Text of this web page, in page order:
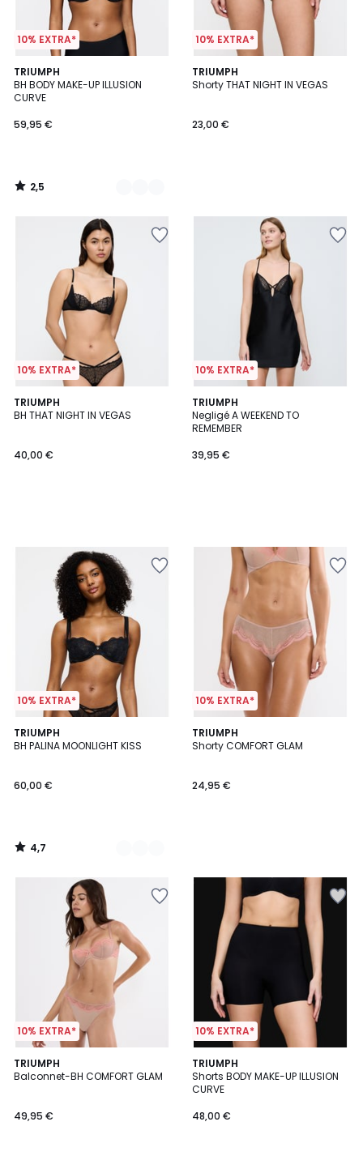
10% EXTRA*
TRIUMPH
BH BODY MAKE-UP ILLUSION
CURVE
59,95 €
2,5
/ 5
2
Farben
2,5
/
10% EXTRA*
TRIUMPH
Shorty THAT NIGHT IN VEGAS
23,00 €
10% EXTRA*
TRIUMPH
BH THAT NIGHT IN VEGAS
40,00 €
10% EXTRA*
TRIUMPH
Negligé A WEEKEND TO
REMEMBER
39,95 €
10% EXTRA*
TRIUMPH
BH PALINA MOONLIGHT KISS
60,00 €
4,7
/ 5
2
Farben
4,7
/
10% EXTRA*
TRIUMPH
Shorty COMFORT GLAM
24,95 €
10% EXTRA*
TRIUMPH
Balconnet-BH COMFORT GLAM
49,95 €
10% EXTRA*
TRIUMPH
Shorts BODY MAKE-UP ILLUSION
CURVE
48,00 €